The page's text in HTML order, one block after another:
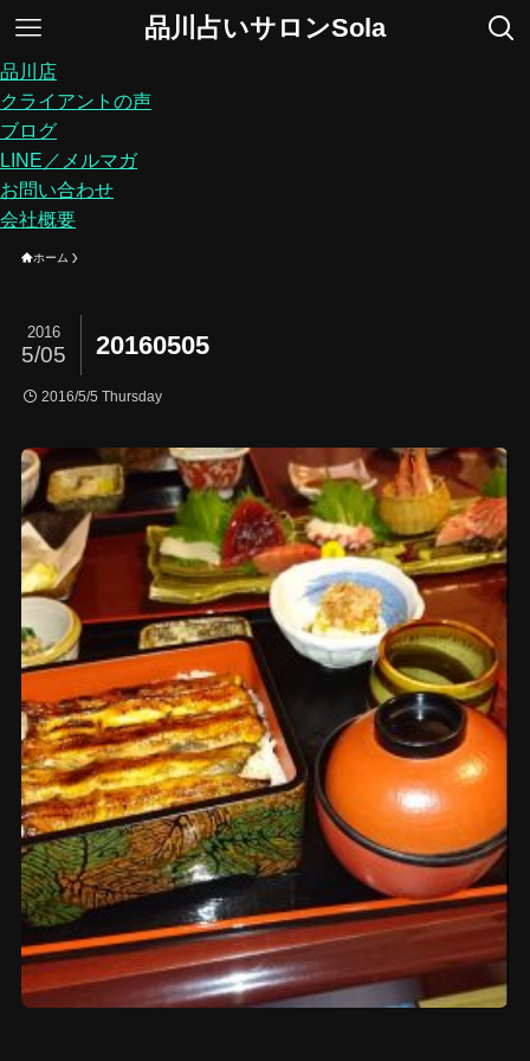
品川占いサロンSola
品川店
クライアントの声
ブログ
LINE／メルマガ
お問い合わせ
会社概要
ホーム
20160505
2016
5/05
2016/5/5 Thursday